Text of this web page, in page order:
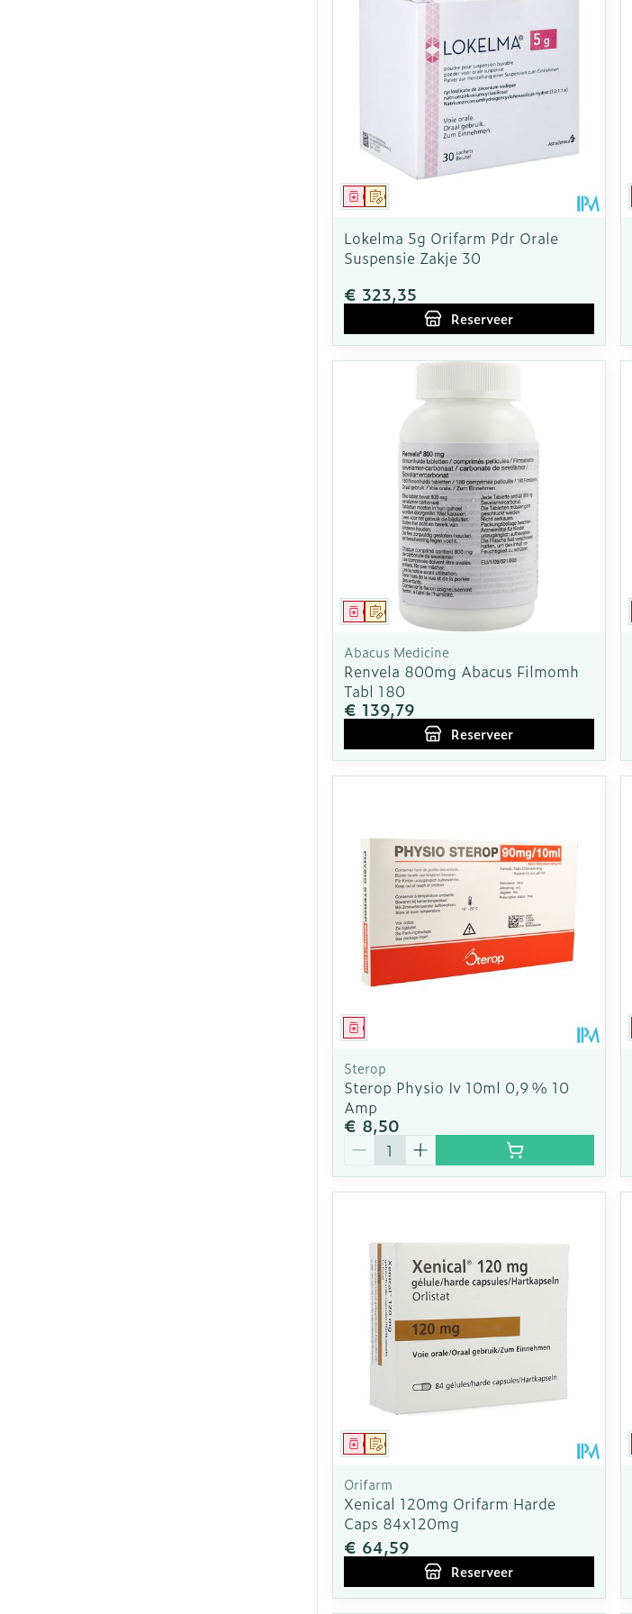
Op voorschrift
Geneesmiddel
Lokelma 5g Orifarm Pdr Orale
Suspensie Zakje 30
€ 323,35
Reserveer
Op voorschrift
Geneesmiddel
Abacus Medicine
Renvela 800mg Abacus Filmomh
Tabl 180
€ 139,79
Reserveer
Geneesmiddel
Sterop
Sterop Physio Iv 10ml 0,9 % 10
Amp
€ 8,50
Aantal
Op voorschrift
Geneesmiddel
Orifarm
Xenical 120mg Orifarm Harde
Caps 84x120mg
€ 64,59
Reserveer